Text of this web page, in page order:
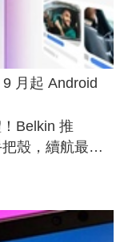
月起 Android
Belkin 推
殼，續航最高